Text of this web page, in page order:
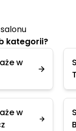
kategorii?
w
w